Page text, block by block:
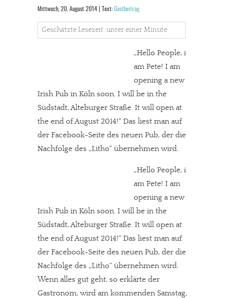
Mittwoch, 20. August 2014 | Text: Gastbeitrag
Geschätzte Lesezeit: unter einer Minute
„Hello People, i
am Pete! I am
opening a new
Irish Pub in Köln soon. I will be in the
Südstadt, Alteburger Straße. It will open at
the end of August 2014!“ Das liest man auf
der Facebook-Seite des neuen Pub, der die
Nachfolge des „Litho“ übernehmen wird.
„Hello People, i
am Pete! I am
opening a new
Irish Pub in Köln soon. I will be in the
Südstadt, Alteburger Straße. It will open at
the end of August 2014!“ Das liest man auf
der Facebook-Seite des neuen Pub, der die
Nachfolge des „Litho“ übernehmen wird.
Wenn alles gut geht, so erklärte der
Gastronom, wird am kommenden Samstag,